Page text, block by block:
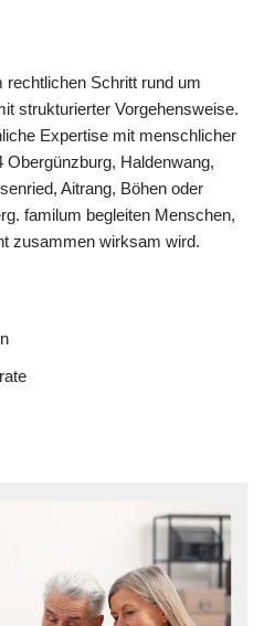
rechtlichen Schritt rund um
strukturierter Vorgehensweise.
Expertise mit menschlicher
Obergünzburg, Haldenwang,
Aitrang, Böhen oder
familum begleiten Menschen,
zusammen wirksam wird.